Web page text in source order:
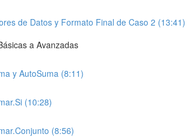
de Datos y Formato Final de Caso 2 (13:41)
a Avanzadas
y AutoSuma (8:11)
(10:28)
(8:56)